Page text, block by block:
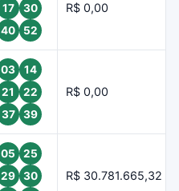
17
30
40
52
R$ 0,00
03
14
21
22
37
39
R$ 0,00
05
25
29
30
R$ 30.781.665,32